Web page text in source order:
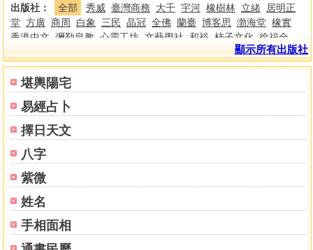
堪輿陽宅
易經占卜
擇日天文
八字
紫微
姓名
手相面相
出版社： 全部 秀威 臺灣商務 大千 宇河 橡樹林 立緒
居明正
堂 方廣 商周 白象 三民 晶冠 全佛 蘭臺 博客思 渤海堂 橡實
香港中文 彌勒皇教 心靈工坊 文藝學社 和裕 柿子文化 徐福全
香港中文大學 香
港中華書局 香港大學 東大 大旗 靈星閣 楊烱山 布克文化 西北
國際 世峰 新銳文創
研究會 眾生文化 聖經資源中心 華夏 正智 法鼓文化 楓樹林 啟
示
有鹿文化
成
竹林 知青
方智 時報 博揚 老古 新文豐 正一善書 心一堂 新智 元氣齋 文
津
名師
顯示所有出版社